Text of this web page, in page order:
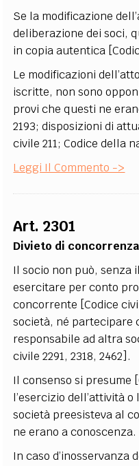
Se la modificazione
deliberazione dei soci,
in copia autentica
Le modificazioni
iscritte, non sono
provi che questi ne
2193; disposizioni di
civile 211; Codice della
Leggi Il Commento ->
Art. 2301
Divieto di concorrenza
Il socio non può, senza
esercitare per conto
concorrente [Codice
società, né partecipare
responsabile ad altra
civile 2291, 2318, 2462].
Il consenso si presume
l’esercizio dell’attività
società preesisteva al
ne erano a conoscenza.
In caso d’inosservanza